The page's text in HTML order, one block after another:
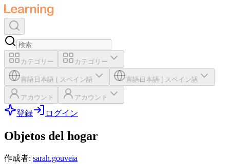
カテゴリー カテゴリー
言語 日本語 スペイン語 言語 日本語 スペイン語
アカウント アカウント
登録 ログイン
Objetos del hogar
作成者: sarah.gouveia